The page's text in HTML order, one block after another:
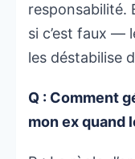
responsabilité.
si c’est faux —
les déstabilise
Q : Comment
mon ex quand